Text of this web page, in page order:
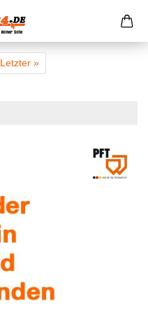
Letzter »